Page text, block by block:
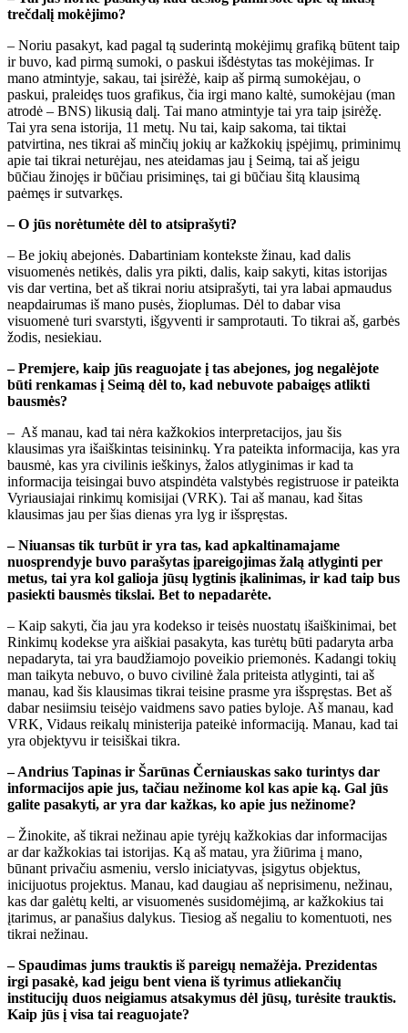
trečdalį mokėjimo?
– Noriu pasakyt, kad pagal tą suderintą mokėjimų grafiką būtent taip
ir buvo, kad pirmą sumoki, o paskui išdėstytas tas mokėjimas. Ir
mano atmintyje, sakau, tai įsirėžė, kaip aš pirmą sumokėjau, o
paskui, praleidęs tuos grafikus, čia irgi mano kaltė, sumokėjau (man
atrodė – BNS) likusią dalį. Tai mano atmintyje tai yra taip įsirėžę.
Tai yra sena istorija, 11 metų. Nu tai, kaip sakoma, tai tiktai
patvirtina, nes tikrai aš minčių jokių ar kažkokių įspėjimų, priminimų
apie tai tikrai neturėjau, nes ateidamas jau į Seimą, tai aš jeigu
būčiau žinojęs ir būčiau prisiminęs, tai gi būčiau šitą klausimą
paėmęs ir sutvarkęs.
– O jūs norėtumėte dėl to atsiprašyti?
– Be jokių abejonės. Dabartiniam kontekste žinau, kad dalis
visuomenės netikės, dalis yra pikti, dalis, kaip sakyti, kitas istorijas
vis dar vertina, bet aš tikrai noriu atsiprašyti, tai yra labai apmaudus
neapdairumas iš mano pusės, žioplumas. Dėl to dabar visa
visuomenė turi svarstyti, išgyventi ir samprotauti. To tikrai aš, garbės
žodis, nesiekiau.
– Premjere, kaip jūs reaguojate į tas abejones, jog negalėjote
būti renkamas į Seimą dėl to, kad nebuvote pabaigęs atlikti
bausmės?
– Aš manau, kad tai nėra kažkokios interpretacijos, jau šis
klausimas yra išaiškintas teisininkų. Yra pateikta informacija, kas yra
bausmė, kas yra civilinis ieškinys, žalos atlyginimas ir kad ta
informacija teisingai buvo atspindėta valstybės registruose ir pateikta
Vyriausiajai rinkimų komisijai (VRK). Tai aš manau, kad šitas
klausimas jau per šias dienas yra lyg ir išspręstas.
– Niuansas tik turbūt ir yra tas, kad apkaltinamajame
nuosprendyje buvo parašytas įpareigojimas žalą atlyginti per
metus, tai yra kol galioja jūsų lygtinis įkalinimas, ir kad taip bus
pasiekti bausmės tikslai. Bet to nepadarėte.
– Kaip sakyti, čia jau yra kodekso ir teisės nuostatų išaiškinimai, bet
Rinkimų kodekse yra aiškiai pasakyta, kas turėtų būti padaryta arba
nepadaryta, tai yra baudžiamojo poveikio priemonės. Kadangi tokių
man taikyta nebuvo, o buvo civilinė žala priteista atlyginti, tai aš
manau, kad šis klausimas tikrai teisine prasme yra išspręstas. Bet aš
dabar nesiimsiu teisėjo vaidmens savo paties byloje. Aš manau, kad
VRK, Vidaus reikalų ministerija pateikė informaciją. Manau, kad tai
yra objektyvu ir teisiškai tikra.
– Andrius Tapinas ir Šarūnas Černiauskas sako turintys dar
informacijos apie jus, tačiau nežinome kol kas apie ką. Gal jūs
galite pasakyti, ar yra dar kažkas, ko apie jus nežinome?
– Žinokite, aš tikrai nežinau apie tyrėjų kažkokias dar informacijas
ar dar kažkokias tai istorijas. Ką aš matau, yra žiūrima į mano,
būnant privačiu asmeniu, verslo iniciatyvas, įsigytus objektus,
inicijuotus projektus. Manau, kad daugiau aš neprisimenu, nežinau,
kas dar galėtų kelti, ar visuomenės susidomėjimą, ar kažkokius tai
įtarimus, ar panašius dalykus. Tiesiog aš negaliu to komentuoti, nes
tikrai nežinau.
– Spaudimas jums trauktis iš pareigų nemažėja. Prezidentas
irgi pasakė, kad jeigu bent viena iš tyrimus atliekančių
institucijų duos neigiamus atsakymus dėl jūsų, turėsite trauktis.
Kaip jūs į visa tai reaguojate?